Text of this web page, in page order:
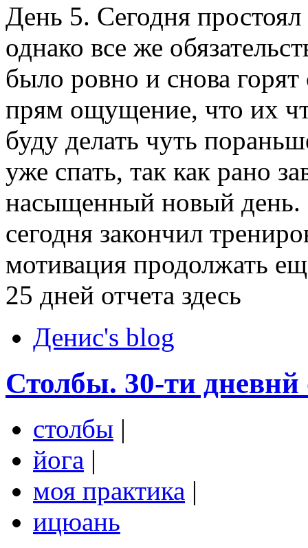
День 5. Сегодня
однако все же
было ровно и снова
прям ощущение, что их
буду делать чуть
уже спать, так как рано
насыщенный новый день.
сегодня закончил
мотивация продолжать
25 дней отчета здесь
Денис's blog
Столбы. 30-ти
столбы |
йога |
моя практика |
ицюань